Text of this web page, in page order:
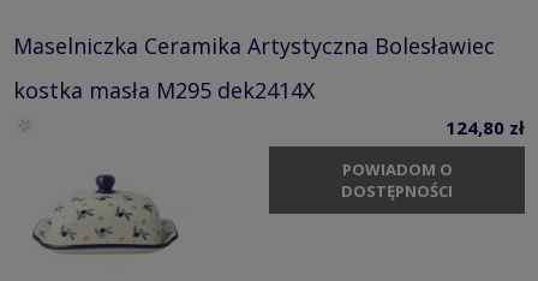
Maselniczka Ceramika Artystyczna Bolesławiec
kostka masła M295 dek2414X
124,80 zł
POWIADOM O
DOSTĘPNOŚCI